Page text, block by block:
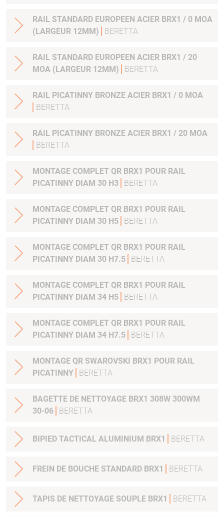
RAIL STANDARD EUROPEEN ACIER BRX1 / 0 MOA
(LARGEUR 12MM)
BERETTA
RAIL STANDARD EUROPEEN ACIER BRX1 / 20
MOA (LARGEUR 12MM)
BERETTA
RAIL PICATINNY BRONZE ACIER BRX1 / 0 MOA
BERETTA
RAIL PICATINNY BRONZE ACIER BRX1 / 20 MOA
BERETTA
MONTAGE COMPLET QR BRX1 POUR RAIL
PICATINNY DIAM 30 H3
BERETTA
MONTAGE COMPLET QR BRX1 POUR RAIL
PICATINNY DIAM 30 H5
BERETTA
MONTAGE COMPLET QR BRX1 POUR RAIL
PICATINNY DIAM 30 H7.5
BERETTA
MONTAGE COMPLET QR BRX1 POUR RAIL
PICATINNY DIAM 34 H5
BERETTA
MONTAGE COMPLET QR BRX1 POUR RAIL
PICATINNY DIAM 34 H7.5
BERETTA
MONTAGE QR SWAROVSKI BRX1 POUR RAIL
PICATINNY
BERETTA
BAGETTE DE NETTOYAGE BRX1 308W 300WM
30-06
BERETTA
BIPIED TACTICAL ALUMINIUM BRX1 BERETTA
FREIN DE BOUCHE STANDARD BRX1 BERETTA
TAPIS DE NETTOYAGE SOUPLE BRX1 BERETTA